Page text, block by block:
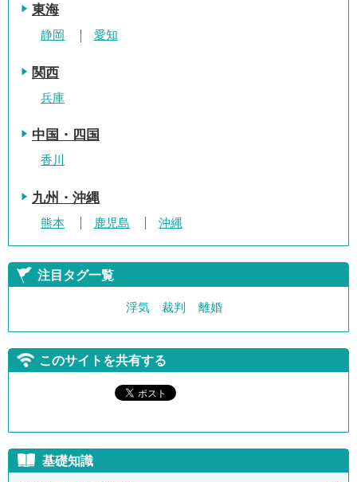
東海
静岡 愛知
関西
兵庫
中国・四国
香川
九州・沖縄
熊本 鹿児島 沖縄
注目タグ一覧
浮気 裁判 離婚
このサイトを共有する
基礎知識